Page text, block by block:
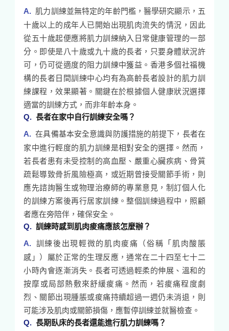
肌力訓練並無特定的年齡門檻，醫學研究顯示，五
十歲以上的成年人已開始出現肌肉流失的情況，因此
從五十歲起便應將肌力訓練納入日常健康管理的一部
分。即使是八十歲或九十歲的長者，只要身體狀況許
可，仍可從適度的阻力訓練中獲益。香港多個社福機
構的長者日間訓練中心均有為高齡長者設計的肌力訓
練課程，效果顯著。關鍵在於根據個人健康狀況選擇
適當的訓練方式，而非年齡本身。
長者在家中自行訓練安全嗎？
在具備基本安全意識與防護措施的前提下，長者在
家中進行輕度的肌力訓練是相對安全的選擇。然而，
若長者患有未受控制的高血壓、嚴重心臟疾病、骨質
疏鬆導致骨折風險極高，或近期曾接受關節手術，則
應先諮詢醫生或物理治療師的專業意見，制訂個人化
的訓練方案後再行居家訓練。整個訓練過程中，照顧
者應在旁陪伴，確保安全。
訓練時感到肌肉痠痛應該怎麼辦？
訓練後出現輕微的肌肉痠痛（俗稱「肌肉酸脹
感」）屬於正常的生理反應，通常在二十四至七十二
小時內會逐漸消失。長者可透過輕柔的伸展、溫和的
按摩或局部熱敷來舒緩痠痛。然而，若痠痛程度劇
烈、關節出現腫脹或痠痛持續超過一週仍未消退，則
可能涉及肌肉或關節損傷，應暫停訓練並就醫檢查。
長期臥床的長者還能進行肌力訓練嗎？